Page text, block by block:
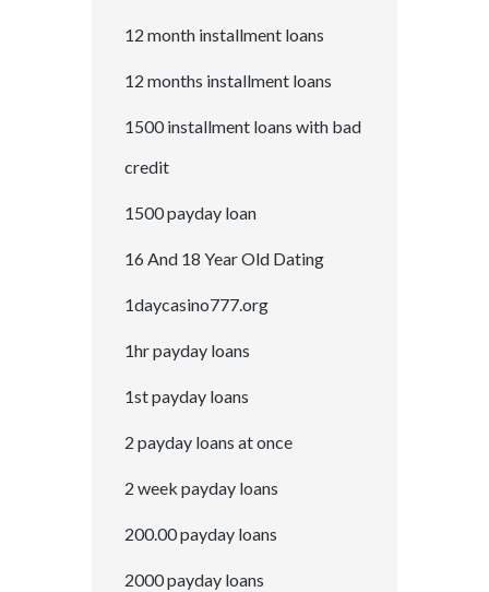
12 month installment loans
12 months installment loans
1500 installment loans with bad
credit
1500 payday loan
16 And 18 Year Old Dating
1daycasino777.org
1hr payday loans
1st payday loans
2 payday loans at once
2 week payday loans
200.00 payday loans
2000 payday loans